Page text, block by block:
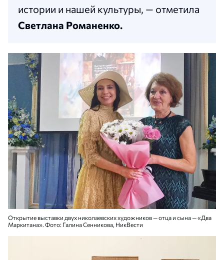
истории и нашей культуры, — отметила
Светлана Романенко.
Открытие выставки двух николаевских художников — отца и сына — «Два
Маркитана». Фото: Галина Сенникова, НикВести